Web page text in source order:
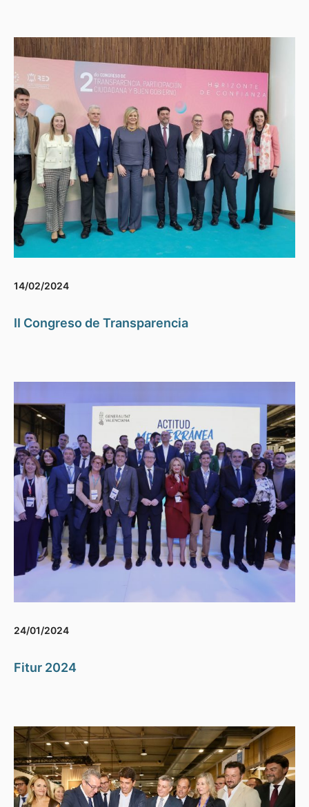
14/02/2024
II Congreso de Transparencia
24/01/2024
Fitur 2024